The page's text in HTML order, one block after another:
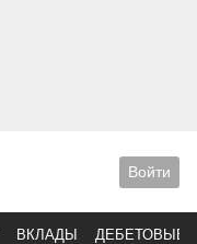
Войти
ВКЛАДЫ ДЕБЕТОВЫЕ